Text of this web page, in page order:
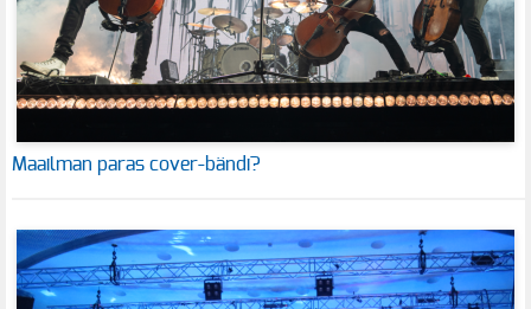
Maailman paras cover-bändi?